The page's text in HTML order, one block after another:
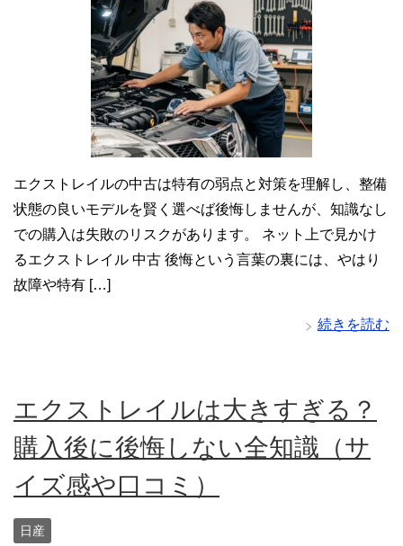
エクストレイルの中古は特有の弱点と対策を理解し、整備
状態の良いモデルを賢く選べば後悔しませんが、知識なし
での購入は失敗のリスクがあります。 ネット上で見かけ
るエクストレイル 中古 後悔という言葉の裏には、やはり
故障や特有 […]
続きを読む
エクストレイルは大きすぎる？
購入後に後悔しない全知識（サ
イズ感や口コミ）
日産